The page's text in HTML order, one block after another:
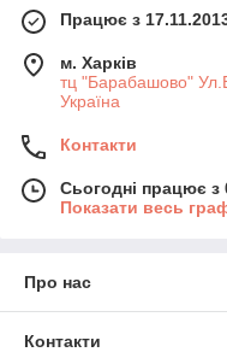
Працює з
м. Харків
тц "Барабашово"
Україна
Контакти
Сьогодні працює з
Показати весь
Про нас
Контакти